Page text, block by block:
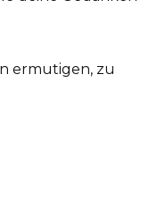
ermutigen, zu